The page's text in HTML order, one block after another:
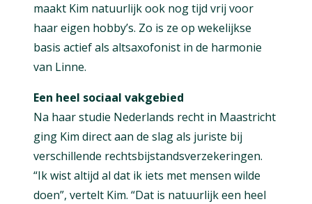
maakt Kim natuurlijk ook nog tijd vrij voor
haar eigen hobby’s. Zo is ze op wekelijkse
basis actief als altsaxofonist in de harmonie
van Linne.
Een heel sociaal vakgebied
Na haar studie Nederlands recht in Maastricht
ging Kim direct aan de slag als juriste bij
verschillende rechtsbijstandsverzekeringen.
“Ik wist altijd al dat ik iets met mensen wilde
doen”, vertelt Kim. “Dat is natuurlijk een heel